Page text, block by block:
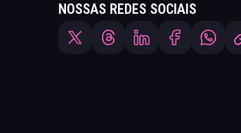
NOSSAS REDES SOCIAIS